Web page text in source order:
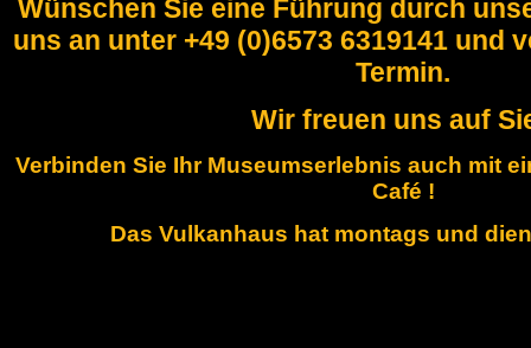
Wünschen Sie eine Führung durch
uns an unter +49 (0)6573 6319141 und
Termin.
Wir freuen uns auf
Verbinden Sie Ihr Museumserlebnis auch mit
Café !
Das Vulkanhaus hat montags und